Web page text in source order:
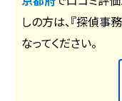
しの方は、『探偵事
なってください。